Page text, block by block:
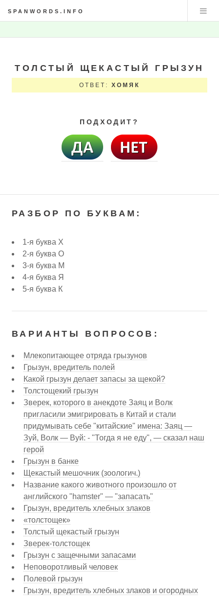
SPANWORDS.INFO
ТОЛСТЫЙ ЩЕКАСТЫЙ ГРЫЗУН
ОТВЕТ:ХОМЯК
ПОДХОДИТ?
РАЗБОР ПО БУКВАМ:
1-я буква Х
2-я буква О
3-я буква М
4-я буква Я
5-я буква К
ВАРИАНТЫ ВОПРОСОВ:
Млекопитающее отряда грызунов
Грызун, вредитель полей
Какой грызун делает запасы за щекой?
Толстощекий грызун
Зверек, которого в анекдоте Заяц и Волк
пригласили эмигрировать в Китай и стали
придумывать себе "китайские" имена: Заяц —
Зуй, Волк — Вуй: - "Тогда я не еду", — сказал наш
герой
Грызун в банке
Щекастый мешочник (зоологич.)
Название какого животного произошло от
английского "hamster" — "запасать"
Грызун, вредитель хлебных злаков
«толстощек»
Толстый щекастый грызун
Зверек-толстощек
Грызун с защечными запасами
Неповоротливый человек
Полевой грызун
Грызун, вредитель хлебных злаков и огородных